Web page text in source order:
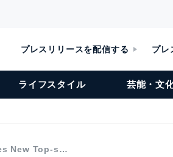
プレスリリースを配信する プレ
ライフスタイル 芸能・文
New Top-s…